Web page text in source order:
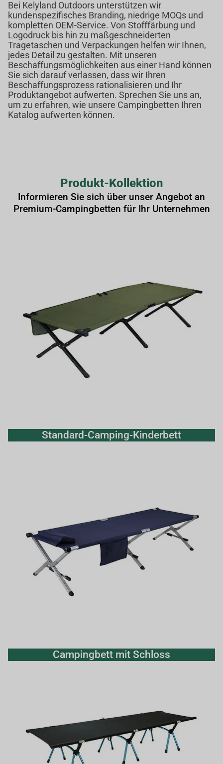
Bei Kelyland Outdoors unterstützen wir
kundenspezifisches Branding, niedrige MOQs und
kompletten OEM-Service. Von Stofffärbung und
Logodruck bis hin zu maßgeschneiderten
Tragetaschen und Verpackungen helfen wir Ihnen,
jedes Detail zu gestalten. Mit unseren
Beschaffungsmöglichkeiten aus einer Hand können
Sie sich darauf verlassen, dass wir Ihren
Beschaffungsprozess rationalisieren und Ihr
Produktangebot aufwerten. Sprechen Sie uns an,
um zu erfahren, wie unsere Campingbetten Ihren
Katalog aufwerten können.
Produkt-Kollektion
Informieren Sie sich über unser Angebot an
Premium-Campingbetten für Ihr Unternehmen
Standard-Camping-Kinderbett
Campingbett mit Schloss